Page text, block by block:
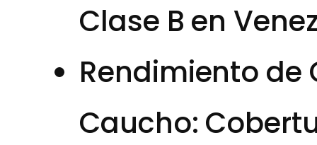
Clase B en
Rendimiento de
Caucho: